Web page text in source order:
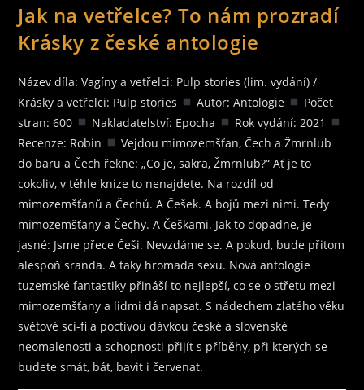
Jak na vetřelce? To nám prozradí
Krásky z české antologie
Název díla: Vagíny a vetřelci: Pulp stories (lim. vydání) /
Krásky a vetřelci: Pulp stories
Autor: Antologie
Počet
stran: 600
Nakladatelství: Epocha
Rok vydání: 2021
Recenze: Robin
Vejdou mimozemšťan, Čech a Žmrnlub
do baru a Čech řekne: „Co je, sakra, Žmrnlub?“ Ať je to
cokoliv, v téhle knize to nenajdete. Na rozdíl od
mimozemšťanů a Čechů. A Češek. A bojů mezi nimi. Tedy
mimozemšťany a Čechy. A Češkami. Jak to dopadne, je
jasné: Jsme přece Češi. Nevzdáme se. A pokud, bude přitom
alespoň sranda. A taky hromada sexu. Nová antologie
tuzemské fantastiky přináší to nejlepší, co se o střetu mezi
mimozemšťany a lidmi dá napsat. S nádechem zlatého věku
světové sci-fi a poctivou dávkou české a slovenské
neomalenosti a schopnosti přijít s příběhy, při kterých se
budete smát, bát, bavit i červenat.